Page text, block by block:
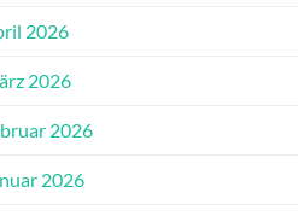
2026
2026
2026
2026